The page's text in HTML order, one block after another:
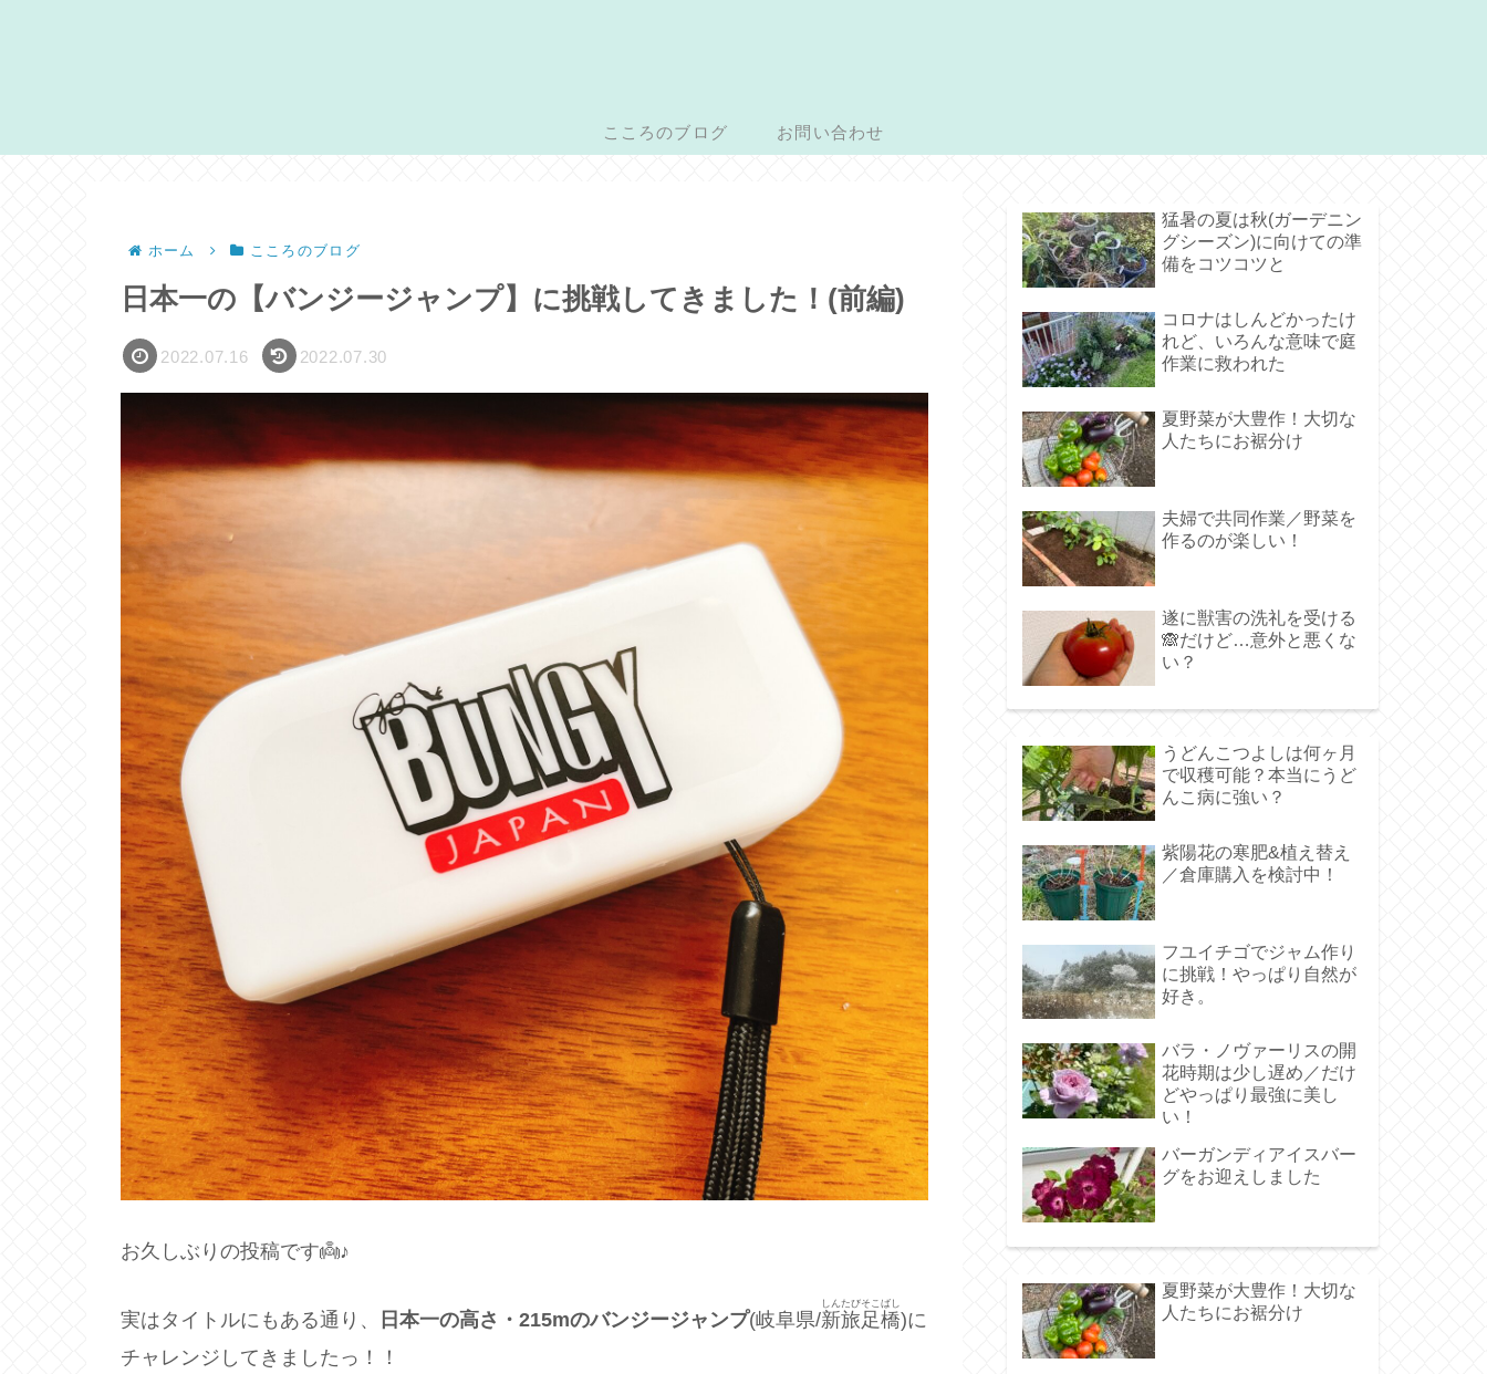
こころのブログ お問い合わせ
ホーム こころのブログ
日本一の【バンジージャンプ】に挑戦してきました！(前編)
2022.07.16 2022.07.30
お久しぶりの投稿です👼♪
実はタイトルにもある通り、 日本一の高さ・215mのバンジージャンプ(岐阜県/新旅足橋
しんたびそこばし
)に
チャレンジしてきましたっ！！
猛暑の夏は秋(ガーデニン
グシーズン)に向けての準
備をコツコツと
コロナはしんどかったけ
れど、いろんな意味で庭
作業に救われた
夏野菜が大豊作！大切な
人たちにお裾分け
夫婦で共同作業／野菜を
作るのが楽しい！
遂に獣害の洗礼を受ける
🙈だけど…意外と悪くな
い？
うどんこつよしは何ヶ月
で収穫可能？本当にうど
んこ病に強い？
紫陽花の寒肥&植え替え
／倉庫購入を検討中！
フユイチゴでジャム作り
に挑戦！やっぱり自然が
好き。
バラ・ノヴァーリスの開
花時期は少し遅め／だけ
どやっぱり最強に美し
い！
バーガンディアイスバー
グをお迎えしました
夏野菜が大豊作！大切な
人たちにお裾分け